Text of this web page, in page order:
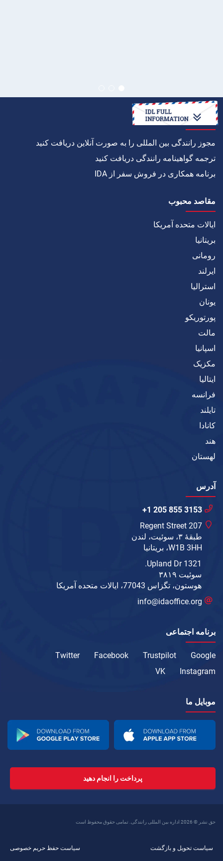
چگونه به
مجوز رانندگی بین المللی را به صورت آنلاین دریافت کنید
ترجمه گواهینامه رانندگی دریافت کنید
برنامه همکاری در فروش سفر از IDA
مقاصد محبوب
ایالات متحده آمریکا
بریتانیا
رومانی
ایرلند
استرالیا
یونان
پورتوریکو
مالت
اسپانیا
مکزیک
ایتالیا
فرانسه
تایلند
کانادا
هند
لهستان
آدرس
+1 205 855 3153
207 Regent Street
طبقهٔ ۳، سوئیت، لندن
W1B 3HH، بریتانیا
1321 Upland Dr.
سوئیت ۳۸۱۹
هوستون، تگزاس 77043، ایالات متحده آمریکا
info@idaoffice.org
برنامه اجتماعی
Google
Trustpilot
Facebook
Twitter
Instagram
VK
موبایل ما
پرداخت را انجام دهید
حق نشر © 2026 اداره بین المللی رانندگی. تمامی حقوق محفوظ است
سیاست تحویل و بازگشت سیاست حفظ حریم خصوصی